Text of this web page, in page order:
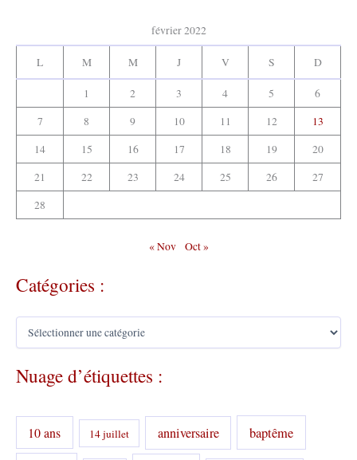
février 2022
L M M J V S D
1 2 3 4 5
6
7
8 9 10 11 12
13
14
15 16 17 18 19
20
21
22 23 24 25 26
27
28
« Nov Oct »
Catégories :
C
é
g
r
e
Nuage d’étiquettes :
10 ans 14 juillet anniversaire baptême